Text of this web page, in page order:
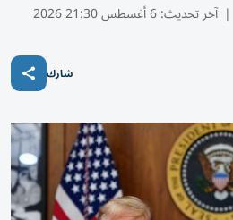
| آخر تحديث:6 أغسطس 21:30 2026
شارك